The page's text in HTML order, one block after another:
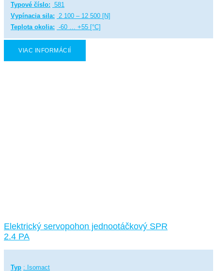
Typové číslo: 581
Vypínacia sila:
2 100 – 12 500 [N]
Teplota okolia: -60 … +55 [°C]
VIAC INFORMÁCIÍ
Elektrický servopohon jednootáčkový SPR
2.4 PA
Typ : Isomact